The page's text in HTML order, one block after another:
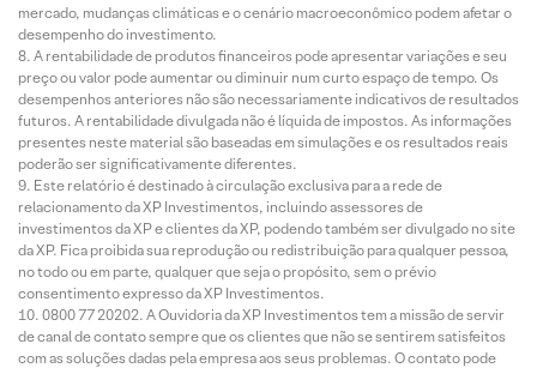
mercado, mudanças climáticas e o cenário macroeconômico podem afetar o
desempenho do investimento.
A rentabilidade de produtos financeiros pode apresentar variações e seu
preço ou valor pode aumentar ou diminuir num curto espaço de tempo. Os
desempenhos anteriores não são necessariamente indicativos de resultados
futuros. A rentabilidade divulgada não é líquida de impostos. As informações
presentes neste material são baseadas em simulações e os resultados reais
poderão ser significativamente diferentes.
Este relatório é destinado à circulação exclusiva para a rede de
relacionamento da XP Investimentos, incluindo assessores de
investimentos da XP e clientes da XP, podendo também ser divulgado no site
da XP. Fica proibida sua reprodução ou redistribuição para qualquer pessoa,
no todo ou em parte, qualquer que seja o propósito, sem o prévio
consentimento expresso da XP Investimentos.
0800 77 20202. A Ouvidoria da XP Investimentos tem a missão de servir
de canal de contato sempre que os clientes que não se sentirem satisfeitos
com as soluções dadas pela empresa aos seus problemas. O contato pode